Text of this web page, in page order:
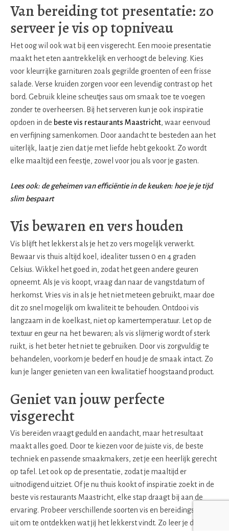
Van bereiding tot presentatie: zo
serveer je vis op topniveau
Het oog wil ook wat bij een visgerecht. Een mooie presentatie
maakt het eten aantrekkelijk en verhoogt de beleving. Kies
voor kleurrijke garnituren zoals gegrilde groenten of een frisse
salade. Verse kruiden zorgen voor een levendig contrast op het
bord. Gebruik kleine scheutjes saus om smaak toe te voegen
zonder te overheersen. Bij het serveren kun je ook inspiratie
opdoen in de beste vis restaurants Maastricht, waar eenvoud
en verfijning samenkomen. Door aandacht te besteden aan het
uiterlijk, laat je zien dat je met liefde hebt gekookt. Zo wordt
elke maaltijd een feestje, zowel voor jou als voor je gasten.
Lees ook: de geheimen van efficiëntie in de keuken: hoe je je tijd
slim bespaart
Vis bewaren en vers houden
Vis blijft het lekkerst als je het zo vers mogelijk verwerkt.
Bewaar vis thuis altijd koel, idealiter tussen 0 en 4 graden
Celsius. Wikkel het goed in, zodat het geen andere geuren
opneemt. Als je vis koopt, vraag dan naar de vangstdatum of
herkomst. Vries vis in als je het niet meteen gebruikt, maar doe
dit zo snel mogelijk om kwaliteit te behouden. Ontdooi vis
langzaam in de koelkast, niet op kamertemperatuur. Let op de
textuur en geur na het bewaren; als vis slijmerig wordt of sterk
ruikt, is het beter het niet te gebruiken. Door vis zorgvuldig te
behandelen, voorkom je bederf en houd je de smaak intact. Zo
kun je langer genieten van een kwalitatief hoogstaand product.
Geniet van jouw perfecte
visgerecht
Vis bereiden vraagt geduld en aandacht, maar het resultaat
maakt alles goed. Door te kiezen voor de juiste vis, de beste
techniek en passende smaakmakers, zet je een heerlijk gerecht
op tafel. Let ook op de presentatie, zodat je maaltijd er
uitnodigend uitziet. Of je nu thuis kookt of inspiratie zoekt in de
beste vis restaurants Maastricht, elke stap draagt bij aan de
ervaring. Probeer verschillende soorten vis en bereidingswijzen
uit om te ontdekken wat jij het lekkerst vindt. Zo leer je de kunst